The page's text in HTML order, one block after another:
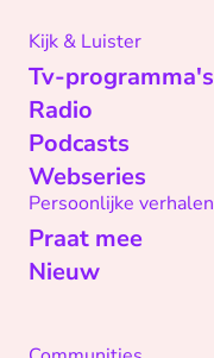
Kijk & Luister
Tv-programma's
Radio
Podcasts
Webseries
Persoonlijke verhalen
Praat mee
Nieuw